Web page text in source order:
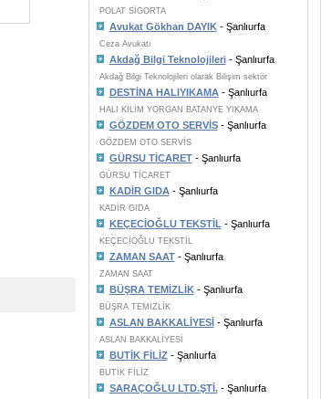
POLAT SİGORTA
Avukat Gökhan DAYIK- Şanlıurfa
Ceza Avukatı
Akdağ Bilgi Teknolojileri- Şanlıurfa
Akdağ Bilgi Teknolojileri olarak Bilişim sektör
DESTİNA HALIYIKAMA - Şanlıurfa
HALI KİLİM YORGAN BATANYE YIKAMA
GÖZDEM OTO SERVİS- Şanlıurfa
GÖZDEM OTO SERVİS
GÜRSU TİCARET- Şanlıurfa
GÜRSU TİCARET
KADİR GIDA - Şanlıurfa
KADİR GIDA
KEÇECİOĞLU TEKSTİL - Şanlıurfa
KEÇECİOĞLU TEKSTİL
ZAMAN SAAT- Şanlıurfa
ZAMAN SAAT
BÜŞRA TEMİZLİK- Şanlıurfa
BÜŞRA TEMİZLİK
ASLAN BAKKALİYESİ- Şanlıurfa
ASLAN BAKKALİYESİ
BUTİK FİLİZ- Şanlıurfa
BUTİK FİLİZ
SARAÇOĞLU LTD.ŞTİ.- Şanlıurfa